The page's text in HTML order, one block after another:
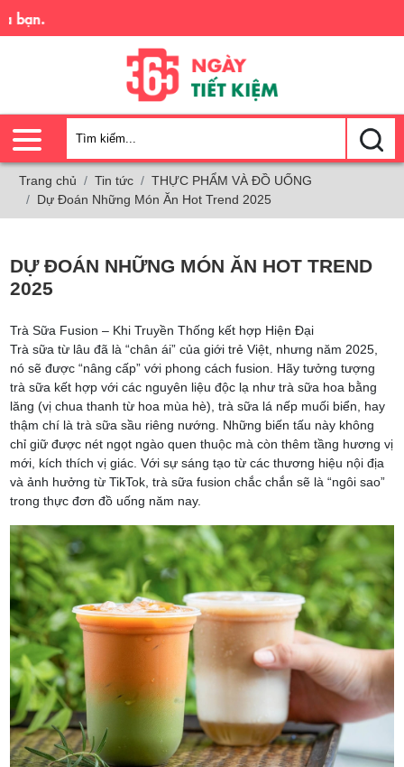
Trang chủ Tin tức
THỰC PHẨM VÀ ĐỒ UỐNG
Dự Đoán Những Món Ăn Hot Trend 2025
DỰ ĐOÁN NHỮNG MÓN ĂN HOT TREND
2025
Trà Sữa Fusion – Khi Truyền Thống kết hợp Hiện Đại
Trà sữa từ lâu đã là “chân ái” của giới trẻ Việt, nhưng năm 2025,
nó sẽ được “nâng cấp” với phong cách fusion. Hãy tưởng tượng
trà sữa kết hợp với các nguyên liệu độc lạ như trà sữa hoa bằng
lăng (vị chua thanh từ hoa mùa hè), trà sữa lá nếp muối biển, hay
thậm chí là trà sữa sầu riêng nướng. Những biến tấu này không
chỉ giữ được nét ngọt ngào quen thuộc mà còn thêm tầng hương vị
mới, kích thích vị giác. Với sự sáng tạo từ các thương hiệu nội địa
và ảnh hưởng từ TikTok, trà sữa fusion chắc chắn sẽ là “ngôi sao”
trong thực đơn đồ uống năm nay.